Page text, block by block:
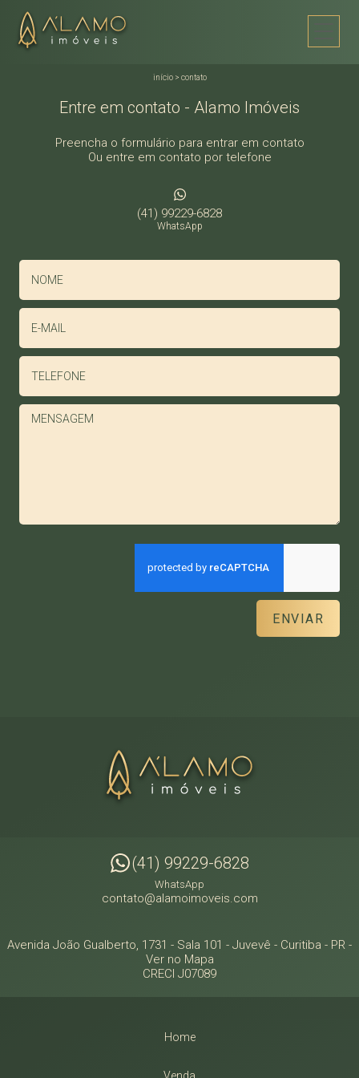
início> contato
Entre em contato - Alamo Imóveis
Preencha o formulário para entrar em contato
Ou entre em contato por telefone
(41) 99229-6828
WhatsApp
ENVIAR
(41) 99229-6828
WhatsApp
contato@alamoimoveis.com
Avenida João Gualberto, 1731 - Sala 101 - Juvevê - Curitiba - PR -
Ver no Mapa
CRECI J07089
Home